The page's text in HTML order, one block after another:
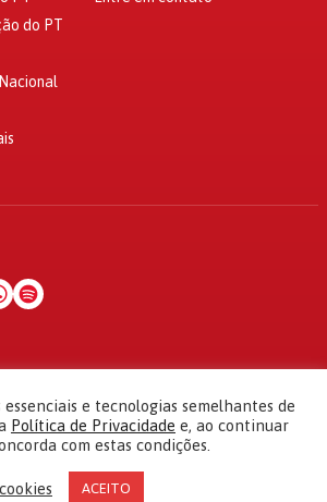
do PT
Todos os direitos reservados
e tecnologias semelhantes de
Política de Privacidade e, ao continuar
com estas condições.
ACEITO